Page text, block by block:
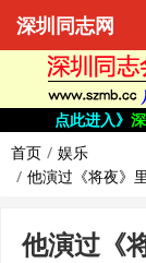
深圳同志网
点此进入》
首页
娱乐
他演过《将夜》
他演过《